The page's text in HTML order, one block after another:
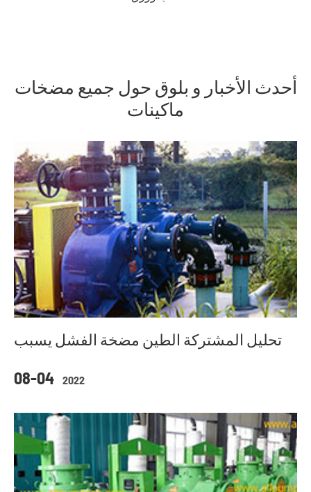
أحدث الأخبار و بلوق حول جميع مضخات
ماكينات
08-04 2022
تحليل المشتركة الطين مضخة الفشل يسبب